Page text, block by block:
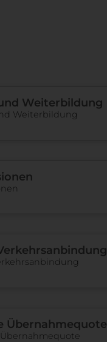
Weiterbildung
Weiterbildung
Über­nah­me­quote